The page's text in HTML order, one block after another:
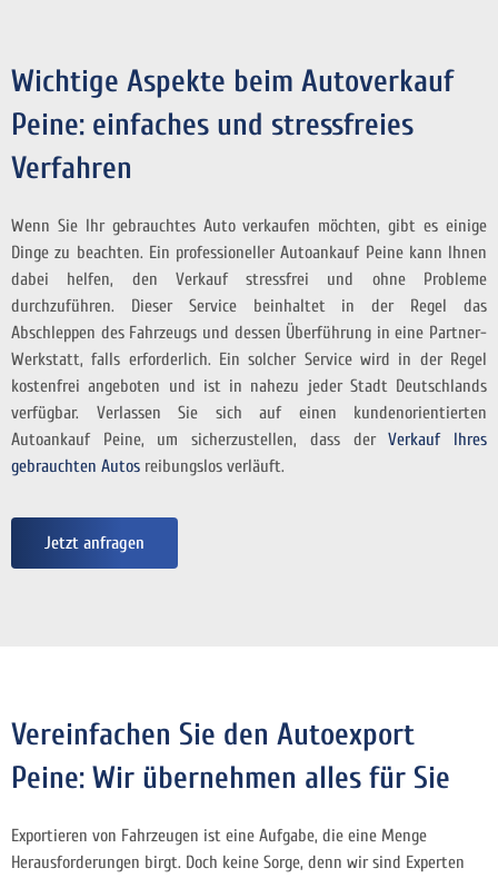
Wichtige Aspekte beim Autoverkauf
Peine: einfaches und stressfreies
Verfahren
Wenn Sie Ihr gebrauchtes Auto verkaufen möchten, gibt es einige
Dinge zu beachten. Ein professioneller Autoankauf Peine kann Ihnen
dabei helfen, den Verkauf stressfrei und ohne Probleme
durchzuführen. Dieser Service beinhaltet in der Regel das
Abschleppen des Fahrzeugs und dessen Überführung in eine Partner-
Werkstatt, falls erforderlich. Ein solcher Service wird in der Regel
kostenfrei angeboten und ist in nahezu jeder Stadt Deutschlands
verfügbar. Verlassen Sie sich auf einen kundenorientierten
Autoankauf Peine, um sicherzustellen, dass derVerkauf Ihres
gebrauchten Autos reibungslos verläuft.
Jetzt anfragen
Vereinfachen Sie den Autoexport
Peine: Wir übernehmen alles für Sie
Exportieren von Fahrzeugen ist eine Aufgabe, die eine Menge
Herausforderungen birgt. Doch keine Sorge, denn wir sind Experten